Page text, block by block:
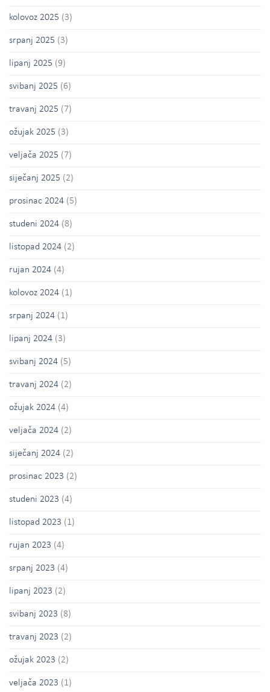
kolovoz 2025 (3)
srpanj 2025 (3)
lipanj 2025 (9)
svibanj 2025 (6)
travanj 2025 (7)
ožujak 2025 (3)
veljača 2025 (7)
siječanj 2025 (2)
prosinac 2024 (5)
studeni 2024 (8)
listopad 2024 (2)
rujan 2024 (4)
kolovoz 2024 (1)
srpanj 2024 (1)
lipanj 2024 (3)
svibanj 2024 (5)
travanj 2024 (2)
ožujak 2024 (4)
veljača 2024 (2)
siječanj 2024 (2)
prosinac 2023 (2)
studeni 2023 (4)
listopad 2023 (1)
rujan 2023 (4)
srpanj 2023 (4)
lipanj 2023 (2)
svibanj 2023 (8)
travanj 2023 (2)
ožujak 2023 (2)
veljača 2023 (1)